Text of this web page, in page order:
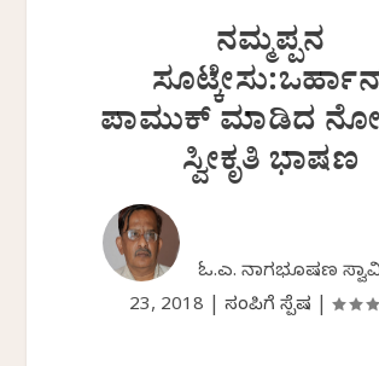
ನಮ್ಮಪ್ಪನ
ಪಾಮುಕ್ ಮಾಡಿದ
ಸ್ವೀಕೃತಿ ಭಾಷಣ
ಓ.ಎಲ್. ನಾಗಭೂಷಣ
23, 2018
ಸಂಪಿಗೆ ಸ್ಪೆಷಲ್